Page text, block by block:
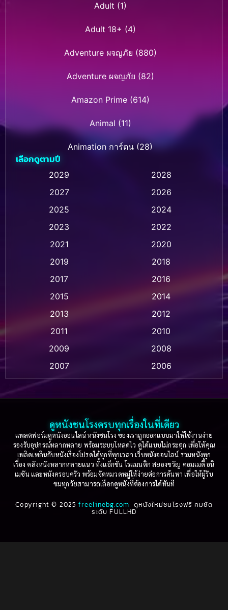
Adult (1)
Adult 18+ (4)
Adventure ผจญภัย (880)
Adventure ผจญภัย (82)
Amazon Prime(614)
Animal (11)
Animation การ์ตูน (28)
Animation การ์ตูน (237)
Animation การ์ตูน (32)
Animation แอนิเมชั่น (1)
Animation แอนิเมชัน (1)
Based on a True Story เรื่องจริง(36)
Based on Novel(16)
Betrayal(1)
Biography(3)
Biography ชีวประวัติ (61)
เลือกดูตามปี
2029
2028
2027
2026
2025
2024
2023
2022
2021
2020
2019
2018
2017
2016
2015
2014
2013
2012
2011
2010
2009
2008
2007
2006
2005
2004
2003
2002
2001
2000
1999
1998
1997
1996
1995
1994
1993
1992
1991
1990
1987
1986
ดูหนังชนโรงครบทุกเรื่องในที่เดียว
แพลตฟอร์มดูหนังออนไลน์ หนังชนโรง ของเราถูกออกแบบมาให้ใช้งานง่าย
รองรับอุปกรณ์หลากหลาย พร้อมระบบโหลดไว ดูได้แบบไม่กระตุก เพื่อให้คุณ
เพลิดเพลินกับหนังเรื่องโปรดได้ทุกที่ทุกเวลา เว็บหนังออนไลน์ รวมหนังทุก
เรื่อง คลังหนังหลากหลายแนว ทั้งแอ็กชัน โรแมนติก สยองขวัญ คอมเมดี้ อนิ
เมชัน และหนังครอบครัว พร้อมจัดหมวดหมู่ให้ง่ายต่อการค้นหา เพื่อให้ผู้รับ
ชมทุกวัยสามารถเลือกดูหนังที่ต้องการได้ทันที
Copyright © 2025freelinebg.com ดูหนังใหม่ชนโรงฟรี คมชัด
ระดับ FULLHD